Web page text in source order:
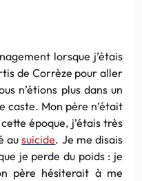
lorsque j’étais
de Corrèze pour aller
n’étions plus dans un
caste. Mon père n’était
époque, j’étais très
ausuicide. Je me disais
je perde du poids : je
père hésiterait à me